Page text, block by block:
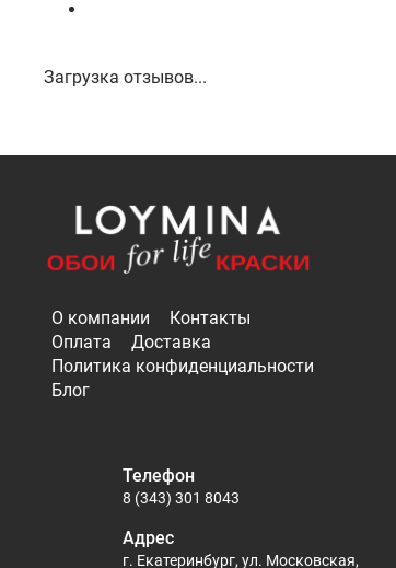
Загрузка отзывов...
О компании
Контакты
Оплата
Доставка
Политика конфиденциальности
Блог
Телефон
8 (343) 301 8043
Адрес
г. Екатеринбург, ул. Московская,